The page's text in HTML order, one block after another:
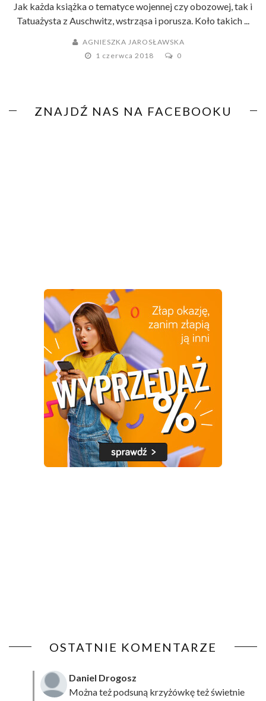
Jak każda książka o tematyce wojennej czy obozowej, tak i
Tatuażysta z Auschwitz, wstrząsa i porusza. Koło takich ...
AGNIESZKA JAROSŁAWSKA
1 czerwca 2018
0
ZNAJDŹ NAS NA FACEBOOKU
OSTATNIE KOMENTARZE
Daniel Drogosz
Można też podsuną krzyżówkęteż świetnie